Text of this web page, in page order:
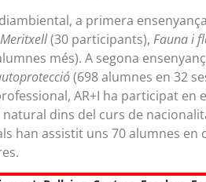
a primera
(30 participants), Fauna i
més). A segona
(698 alumnes en 32
AR+I ha participat
dins del curs de
han assistit uns 70 alumnes en